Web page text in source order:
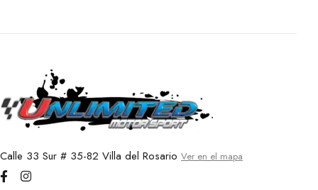
Calle 33 Sur # 35-82 Villa del Rosario Ver en el mapa